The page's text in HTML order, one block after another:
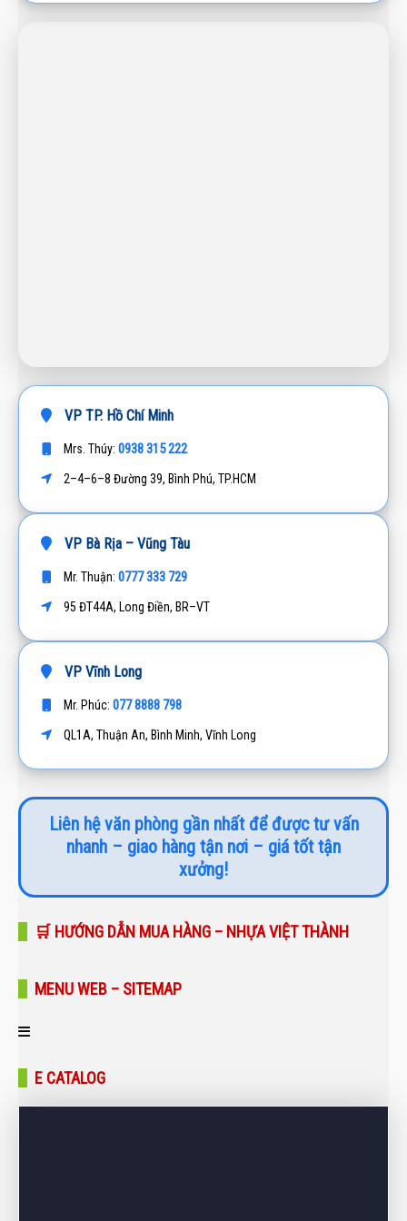
VP TP. Hồ Chí Minh
Mrs. Thúy: 0938 315 222
2–4–6–8 Đường 39, Bình Phú, TP.HCM
VP Bà Rịa – Vũng Tàu
Mr. Thuận: 0777 333 729
95 ĐT44A, Long Điền, BR–VT
VP Vĩnh Long
Mr. Phúc: 077 8888 798
QL1A, Thuận An, Bình Minh, Vĩnh Long
Liên hệ văn phòng gần nhất để được tư vấn
nhanh – giao hàng tận nơi – giá tốt tận
xưởng!
🛒 HƯỚNG DẪN MUA HÀNG – NHỰA VIỆT THÀNH
MENU WEB – SITEMAP
Trang chủ
E CATALOG